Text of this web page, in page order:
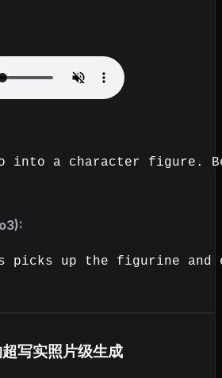
into a character figure.
picks up the figurine and
写实照片级生成